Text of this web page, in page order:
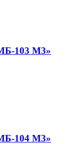
103 М3»
104 М3»